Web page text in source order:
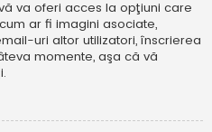
va oferi acces la opţiuni care
ar fi imagini asociate,
uri altor utilizatori, înscrierea
momente, aşa că vă